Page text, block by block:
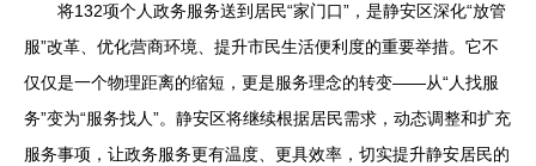
将132项个人政务服务送到居民“家门口”，是静安区深化“放管
服”改革、优化营商环境、提升市民生活便利度的重要举措。它不
仅仅是一个物理距离的缩短，更是服务理念的转变——从“人找服
务”变为“服务找人”。静安区将继续根据居民需求，动态调整和扩充
服务事项，让政务服务更有温度、更具效率，切实提升静安居民的